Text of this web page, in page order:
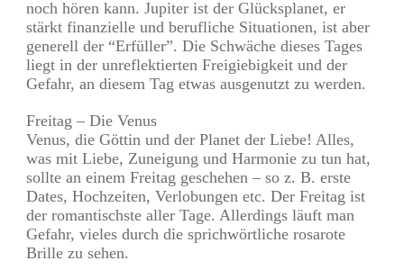
noch hören kann. Jupiter ist der Glücksplanet, er
stärkt finanzielle und berufliche Situationen, ist aber
generell der “Erfüller”. Die Schwäche dieses Tages
liegt in der unreflektierten Freigiebigkeit und der
Gefahr, an diesem Tag etwas ausgenutzt zu werden.
Freitag – Die Venus
Venus, die Göttin und der Planet der Liebe! Alles,
was mit Liebe, Zuneigung und Harmonie zu tun hat,
sollte an einem Freitag geschehen – so z. B. erste
Dates, Hochzeiten, Verlobungen etc. Der Freitag ist
der romantischste aller Tage. Allerdings läuft man
Gefahr, vieles durch die sprichwörtliche rosarote
Brille zu sehen.